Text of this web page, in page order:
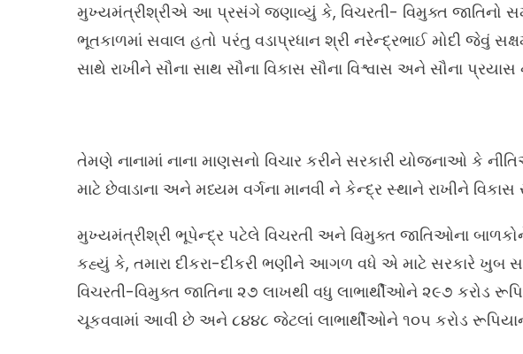
મુખ્યમંત્રીશ્રીએ આ પ્રસંગે જણાવ્યું કે, વિચરતી- વિમુક્ત
ભૂતકાળમાં સવાલ હતો પરંતુ વડાપ્રધાન શ્રી નરેન્દ્રભાઈ મોદી જેવું
સાથે રાખીને સૌના સાથ સૌના વિકાસ સૌના વિશ્વાસ અને સૌના
તેમણે નાનામાં નાના માણસનો વિચાર કરીને સરકારી યોજનાઓ કે
માટે છેવાડાના અને મધ્યમ વર્ગના માનવી ને કેન્દ્ર સ્થાને રાખીને
મુખ્યમંત્રીશ્રી ભૂપેન્દ્ર પટેલે વિચરતી અને વિમુક્ત જાતિઓના
કહ્યું કે, તમારા દીકરા-દીકરી ભણીને આગળ વધે એ માટે સરકારે ખુબ
વિચરતી-વિમુક્ત જાતિના ૨૭ લાખથી વધુ લાભાર્થીઓને ૨૯૭ કરોડ
ચૂકવવામાં આવી છે અને ૮૪૪૮ જેટલાં લાભાર્થીઓને ૧૦૫ કરોડ